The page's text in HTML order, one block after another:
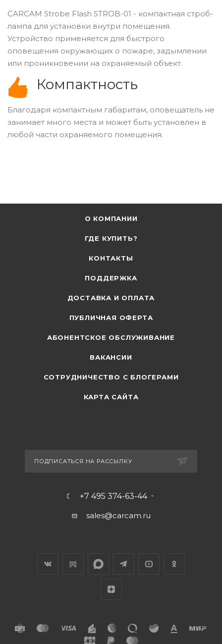
CARCAM Strobe Flash STROB-01 - компактная строб-
лампа для установки внутри помещения.
Устройство применяется для быстрого
оповещения окружающих о пожаре, задымлении
или проникновении на охраняемый объект.
Компактность
Благодаря компактным габаритам, оповещатель не
занимает много места и может быть установлен в
любой части охраняемого помещения.
О КОМПАНИИ
ГДЕ КУПИТЬ?
КОНТАКТЫ
ПОДДЕРЖКА
ДОСТАВКА И ОПЛАТА
ПУБЛИЧНАЯ ОФЕРТА
АБОНЕНТСКОЕ ОБСЛУЖИВАНИЕ
ВАКАНСИИ
СОТРУДНИЧЕСТВО С БЛОГЕРАМИ
КАРТА САЙТА
ПОДПИСАТЬСЯ НА РАССЫЛКУ
+7 495 374-63-44
sales@carcam.ru